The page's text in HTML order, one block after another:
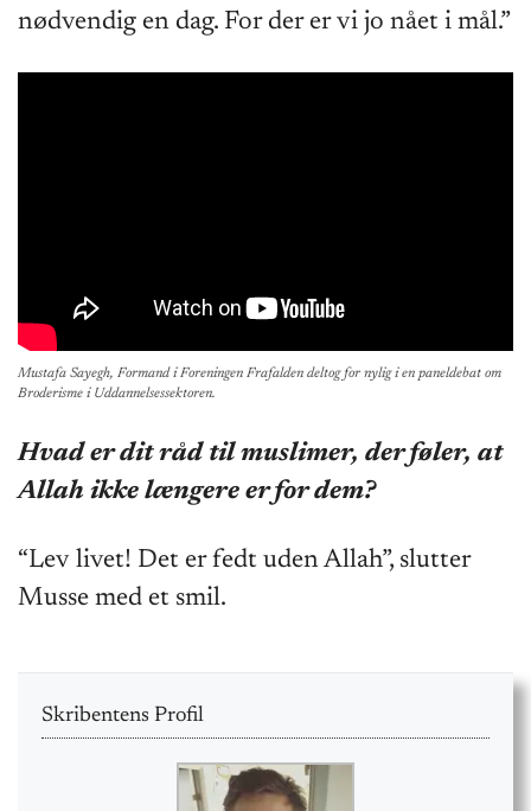
nødvendig en dag. For der er vi jo nået i mål.”
Mustafa Sayegh, Formand i Foreningen Frafalden deltog for nylig i en paneldebat om
Broderisme i Uddannelsessektoren.
Hvad er dit råd til muslimer, der føler, at
Allah ikke længere er for dem?
“Lev livet! Det er fedt uden Allah”, slutter
Musse med et smil.
Skribentens Profil